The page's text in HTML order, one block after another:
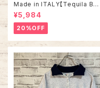
Made in ITALY【Tequila Bo
om】L/S Sweat/Trainer XL 9
0s ハーフジップスウェット トレ
ーナー マルチカラー レーシング
イタリア製 Euro ユーロ 古着
¥5,984
20%OFF